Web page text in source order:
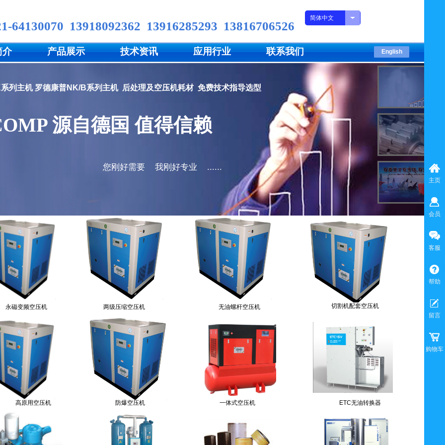
简体中文
64130070 13918092362 13916285293 13816706526
介 产品展示 技术资讯 应用行业 联系我们 English
列主机 罗德康普NK/B系列主机 后处理及空压机耗材 免费技术指导选型
源自德国 值得信赖​
您刚好需要​ 我刚好专业 ......
切割机配套空压机
两级压缩空压机 无油螺杆空压机
永磁变频空压机
一体式空压机 ETC无油转换器
防爆空压机
高原用空压机
主页
会员
客服
帮助
留言
购物车